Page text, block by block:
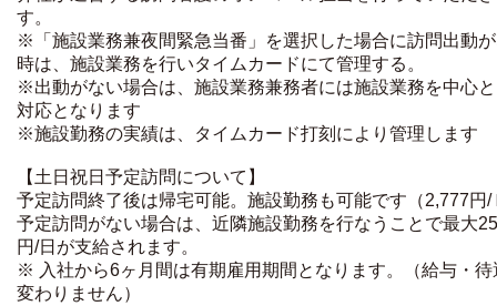
す。
※「施設業務兼夜間緊急当番」を選択した場合に訪問出動
時は、施設業務を行いタイムカードにて管理する。
※出動がない場合は、施設業務兼務者には施設業務を中心
対応となります
※施設勤務の実績は、タイムカード打刻により管理します
【土日祝日予定訪問について】
予定訪問終了後は帰宅可能。施設勤務も可能です（2,777円/
予定訪問がない場合は、近隣施設勤務を行なうことで最大
円/日が支給されます。
※ 入社から6ヶ月間は有期雇用期間となります。（給与・待
変わりません）